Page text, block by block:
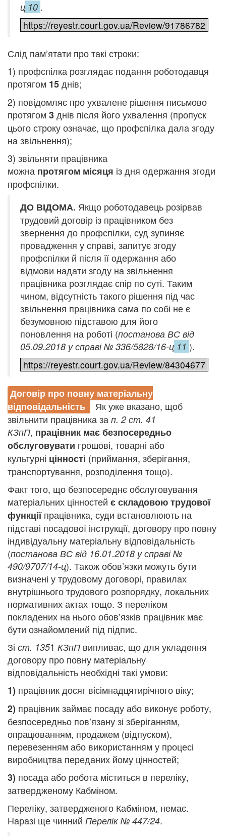
ц 10 .
https://reyestr.court.gov.ua/Review/91786782
Слід пам’ятати про такі строки:
1) профспілка розглядає подання роботодавця
протягом 15днів;
2) повідомляє про ухвалене рішення письмово
протягом3днів після його ухвалення (пропуск
цього строку означає, що профспілка дала згоду
на звільнення);
3) звільняти працівника
можна протягом місяця із дня одержання згоди
профспілки.
ДО ВІДОМА. Якщо роботодавець розірвав
трудовий договір із працівником без
звернення до профспілки, суд зупиняє
провадження у справі, запитує згоду
профспілки й після її одержання або
відмови надати згоду на звільнення
працівника розглядає спір по суті. Таким
чином, відсутність такого рішення під час
звільнення працівника сама по собі не є
безумовною підставою для його
поновлення на роботі (постанова ВС від
05.09.2018 у справі № 336/5828/16-ц 11 ).
https://reyestr.court.gov.ua/Review/84304677
Договір про повну матеріальну
відповідальність
Як уже вказано, щоб
звільнити працівника за п. 2 ст. 41
КЗпП, працівник має безпосередньо
обслуговувати грошові, товарні або
культурні цінності (приймання, зберігання,
транспортування, розподілення тощо).
Факт того, що безпосереднє обслуговування
матеріальних цінностей є складовою трудової
функціїпрацівника, суди встановлюють на
підставі посадової інструкції, договору про повну
індивідуальну матеріальну відповідальність
(постанова ВС від 16.01.2018 у справі №
490/9707/14-ц). Також обов’язки можуть бути
визначені у трудовому договорі, правилах
внутрішнього трудового розпорядку, локальних
нормативних актах тощо. З переліком
покладених на нього обов’язків працівник має
бути ознайомлений під підпис.
Зі ст. 1351 КЗпП випливає, що для укладення
договору про повну матеріальну
відповідальність необхідні такі умови:
1) працівник досяг вісімнадцятирічного віку;
2) працівник займає посаду або виконує роботу,
безпосередньо пов’язану зі зберіганням,
опрацюванням, продажем (відпуском),
перевезенням або використанням у процесі
виробництва переданих йому цінностей;
3) посада або робота міститься в переліку,
затвердженому Кабміном.
Переліку, затвердженого Кабміном, немає.
Наразі ще чинний Перелік № 447/24.